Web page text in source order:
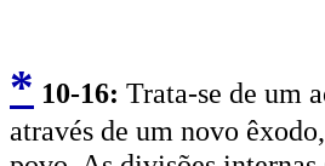
* 10-16: Trata-se de um
através de um novo